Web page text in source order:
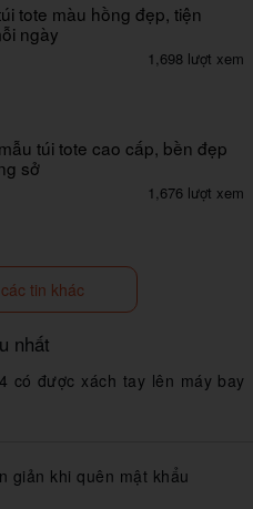
tote màu hồng đẹp, tiện
ngày
1,698 lượt xem
túi tote cao cấp, bền đẹp
sở
1,676 lượt xem
tin khác
nhất
có được xách tay lên máy bay
giản khi quên mật khẩu